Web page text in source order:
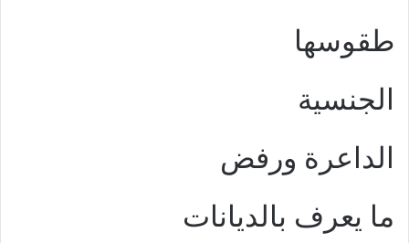
طقوسها
الجنسية
الداعرة ورفض
ما يعرف بالديانات